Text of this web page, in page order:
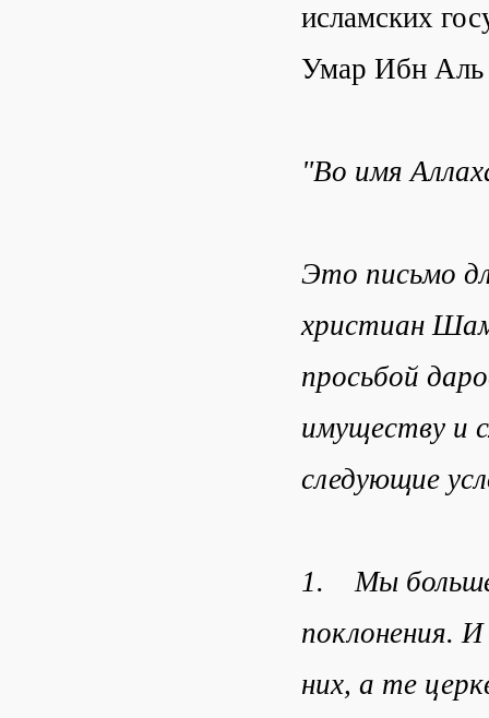
исламских
Умар Ибн Аль
"Во имя
Это письмо
христиан
просьбой
имуществу и
следующие
1. Мы больше
поклонения.
них, а те